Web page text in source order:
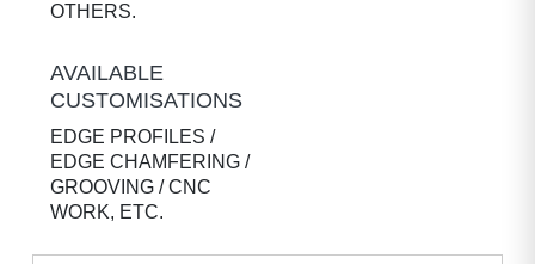
OTHERS.
AVAILABLE
CUSTOMISATIONS
EDGE PROFILES /
EDGE CHAMFERING /
GROOVING / CNC
WORK, ETC.